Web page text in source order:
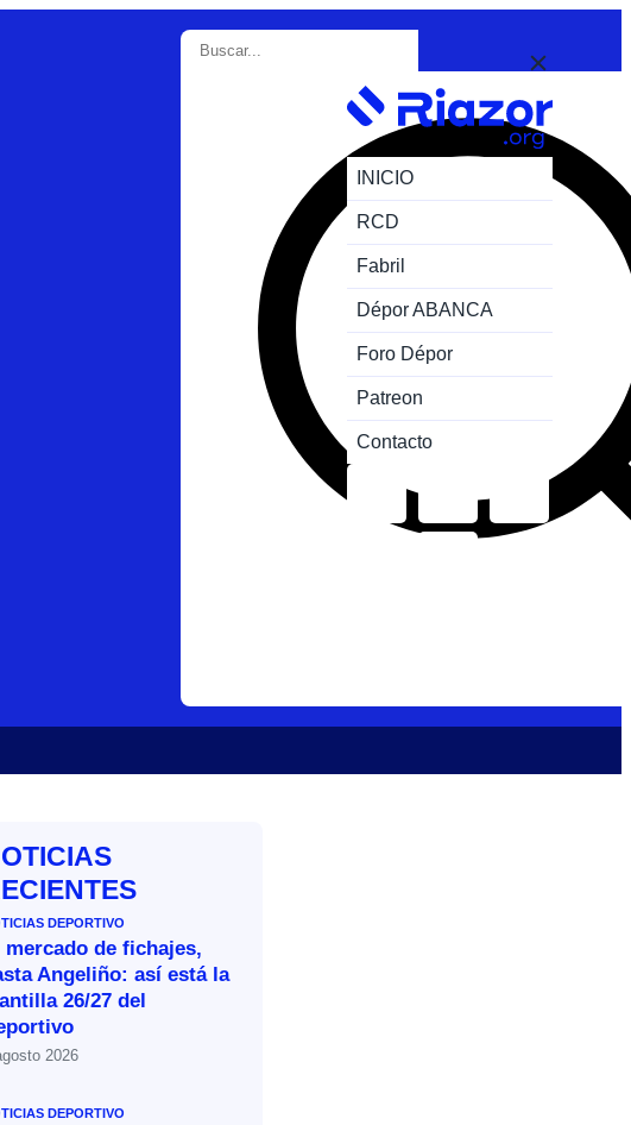
INICIO
RCD
Fabril
Dépor ABANCA
Foro Dépor
Patreon
Contacto
DEPORTIVO
mercado de fichajes,
Angeliño: así está la
26/27 del
2026
DEPORTIVO